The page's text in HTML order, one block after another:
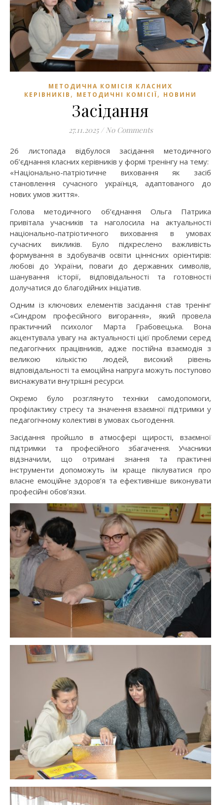
МЕТОДИЧНА КОМІСІЯ КЛАСНИХ
КЕРІВНИКІВ , МЕТОДИЧНІ КОМІСІЇ, НОВИНИ
Засідання
27.11.2025 / No Comments
26 листопада відбулося засідання методичного
об’єднання класних керівників у формі тренінгу на тему:
«Національно-патріотичне виховання як засіб
становлення сучасного українця, адаптованого до
нових умов життя».
Голова методичного об’єднання Ольга Патрика
привітала учасників та наголосила на актуальності
національно-патріотичного виховання в умовах
сучасних викликів. Було підкреслено важливість
формування в здобувачів освіти ціннісних орієнтирів:
любові до України, поваги до державних символів,
шанування історії, відповідальності та готовності
долучатися до благодійних ініціатив.
Одним із ключових елементів засідання став тренінг
«Синдром професійного вигорання», який провела
практичний психолог Марта Грабовецька. Вона
акцентувала увагу на актуальності цієї проблеми серед
педагогічних працівників, адже постійна взаємодія з
великою кількістю людей, високий рівень
відповідальності та емоційна напруга можуть поступово
виснажувати внутрішні ресурси.
Окремо було розглянуто техніки самодопомоги,
профілактику стресу та значення взаємної підтримки у
педагогічному колективі в умовах сьогодення.
Засідання пройшло в атмосфері щирості, взаємної
підтримки та професійного збагачення. Учасники
відзначили, що отримані знання та практичні
інструменти допоможуть їм краще піклуватися про
власне емоційне здоров’я та ефективніше виконувати
професійні обов’язки.